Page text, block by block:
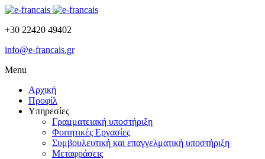
+30 22420 49402
info@e-francais.gr
Menu
Αρχική
Προφίλ
Υπηρεσίες
Γραμματειακή υποστήριξη
Φοιτητικές Εργασίες
Συμβουλευτική και επαγγελματική υποστήριξη
Μεταφράσεις